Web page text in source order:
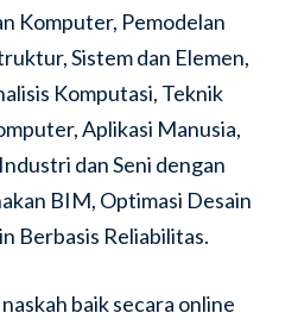
Komputer, Pemodelan
Sistem dan Elemen,
Komputasi, Teknik
Aplikasi Manusia,
dan Seni dengan
BIM, Optimasi Desain
Berbasis Reliabilitas.
baik secara online